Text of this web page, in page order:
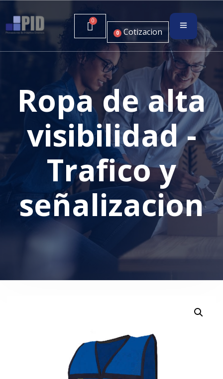
0 Cotizacion
Ropa de alta
visibilidad -
Trafico y
señalizacion